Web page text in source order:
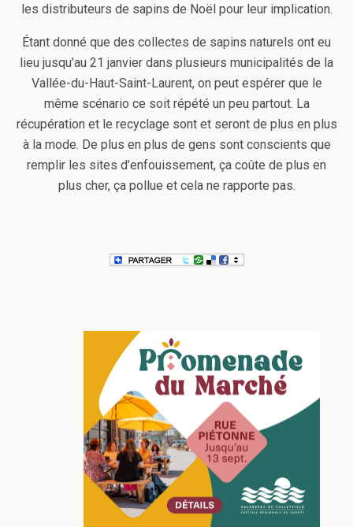
les distributeurs de sapins de Noël pour leur implication.
Étant donné que des collectes de sapins naturels ont eu
lieu jusqu’au 21 janvier dans plusieurs municipalités de la
Vallée-du-Haut-Saint-Laurent, on peut espérer que le
même scénario ce soit répété un peu partout. La
récupération et le recyclage sont et seront de plus en plus
à la mode. De plus en plus de gens sont conscients que
remplir les sites d’enfouissement, ça coûte de plus en
plus cher, ça pollue et cela ne rapporte pas.